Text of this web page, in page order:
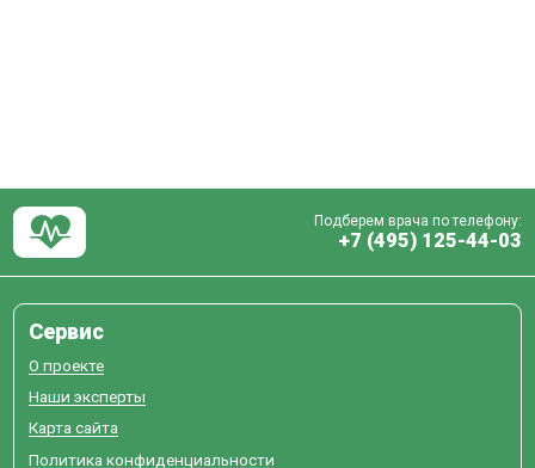
Подберем врача по телефону:
+7 (495) 125-44-03
Сервис
О проекте
Наши эксперты
Карта сайта
Политика конфиденциальности